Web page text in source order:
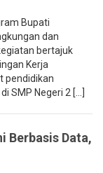
Bupati
dan
bertajuk
Kerja
pendidikan
SMP Negeri 2 [...]
Berbasis Data,